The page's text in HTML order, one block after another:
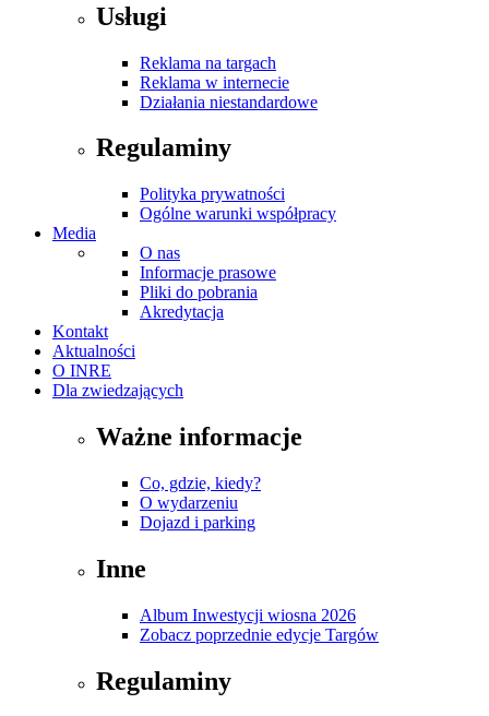
Usługi
Reklama na targach
Reklama w internecie
Działania niestandardowe
Regulaminy
Polityka prywatności
Ogólne warunki współpracy
Media
O nas
Informacje prasowe
Pliki do pobrania
Akredytacja
Kontakt
Aktualności
O INRE
Dla zwiedzających
Ważne informacje
Co, gdzie, kiedy?
O wydarzeniu
Dojazd i parking
Inne
Album Inwestycji wiosna 2026
Zobacz poprzednie edycje Targów
Regulaminy